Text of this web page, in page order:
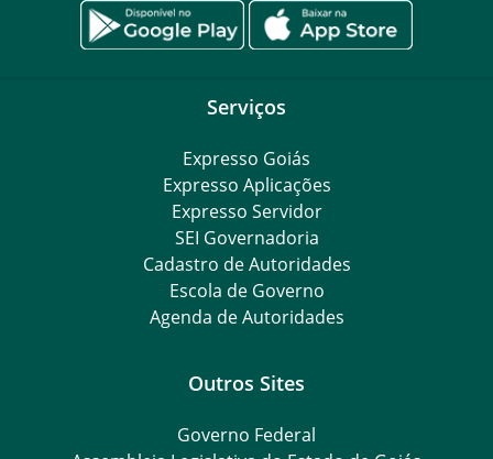
Serviços
Expresso Goiás
Expresso Aplicações
Expresso Servidor
SEI Governadoria
Cadastro de Autoridades
Escola de Governo
Agenda de Autoridades
Outros Sites
Governo Federal